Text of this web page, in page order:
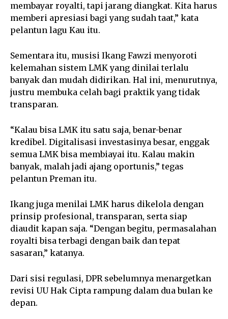
membayar royalti, tapi jarang diangkat. Kita harus
memberi apresiasi bagi yang sudah taat,” kata
pelantun lagu Kau itu.
Sementara itu, musisi Ikang Fawzi menyoroti
kelemahan sistem LMK yang dinilai terlalu
banyak dan mudah didirikan. Hal ini, menurutnya,
justru membuka celah bagi praktik yang tidak
transparan.
“Kalau bisa LMK itu satu saja, benar-benar
kredibel. Digitalisasi investasinya besar, enggak
semua LMK bisa membiayai itu. Kalau makin
banyak, malah jadi ajang oportunis,” tegas
pelantun Preman itu.
Ikang juga menilai LMK harus dikelola dengan
prinsip profesional, transparan, serta siap
diaudit kapan saja. “Dengan begitu, permasalahan
royalti bisa terbagi dengan baik dan tepat
sasaran,” katanya.
Dari sisi regulasi, DPR sebelumnya menargetkan
revisi UU Hak Cipta rampung dalam dua bulan ke
depan.